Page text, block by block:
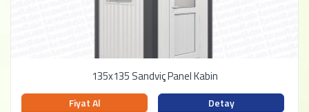
135x135 Sandviç Panel Kabin
Fiyat Al Detay